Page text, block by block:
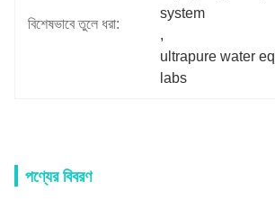
বিশেষভাবে তুলে ধরা:
system
,
ultrapure water
labs
পণ্যের বিবরণ